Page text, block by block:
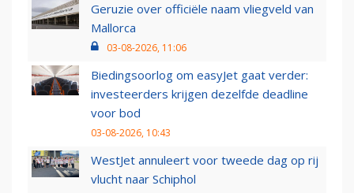
Geruzie over officiële naam vliegveld van
Mallorca
03-08-2026, 11:06
Biedingsoorlog om easyJet gaat verder:
investeerders krijgen dezelfde deadline
voor bod
03-08-2026, 10:43
WestJet annuleert voor tweede dag op rij
vlucht naar Schiphol